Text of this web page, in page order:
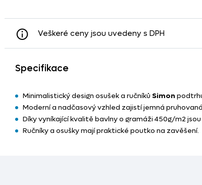
Veškeré ceny jsou uvedeny s DPH
Specifikace
Minimalistický design osušek a ručníků Simon
Moderní a nadčasový vzhled zajistí jemná
Díky vyníkající kvalitě bavlny o gramáži 450g/m2
Ručníky a osušky mají praktické poutko na zavěšení.